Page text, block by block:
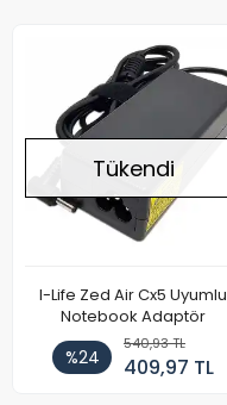
Tükendi
I-Life Zed Air Cx5 Uyumlu
Notebook Adaptör
%24
540,93 TL
409,97 TL